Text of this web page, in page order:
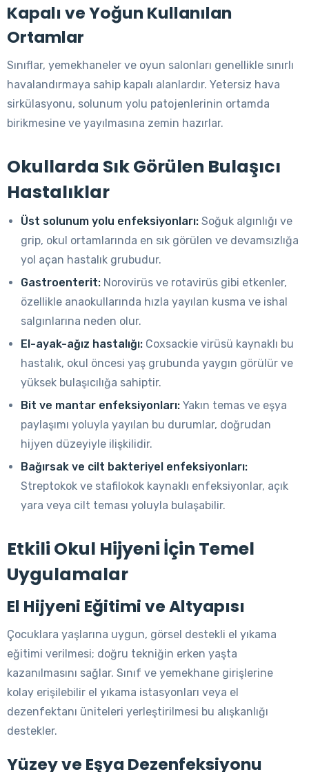
Kapalı ve Yoğun Kullanılan
Ortamlar
Sınıflar, yemekhaneler ve oyun salonları genellikle sınırlı
havalandırmaya sahip kapalı alanlardır. Yetersiz hava
sirkülasyonu, solunum yolu patojenlerinin ortamda
birikmesine ve yayılmasına zemin hazırlar.
Okullarda Sık Görülen Bulaşıcı
Hastalıklar
Üst solunum yolu enfeksiyonları: Soğuk algınlığı ve
grip, okul ortamlarında en sık görülen ve devamsızlığa
yol açan hastalık grubudur.
Gastroenterit: Norovirüs ve rotavirüs gibi etkenler,
özellikle anaokullarında hızla yayılan kusma ve ishal
salgınlarına neden olur.
El-ayak-ağız hastalığı: Coxsackie virüsü kaynaklı bu
hastalık, okul öncesi yaş grubunda yaygın görülür ve
yüksek bulaşıcılığa sahiptir.
Bit ve mantar enfeksiyonları: Yakın temas ve eşya
paylaşımı yoluyla yayılan bu durumlar, doğrudan
hijyen düzeyiyle ilişkilidir.
Bağırsak ve cilt bakteriyel enfeksiyonları:
Streptokok ve stafilokok kaynaklı enfeksiyonlar, açık
yara veya cilt teması yoluyla bulaşabilir.
Etkili Okul Hijyeni İçin Temel
Uygulamalar
El Hijyeni Eğitimi ve Altyapısı
Çocuklara yaşlarına uygun, görsel destekli el yıkama
eğitimi verilmesi; doğru tekniğin erken yaşta
kazanılmasını sağlar. Sınıf ve yemekhane girişlerine
kolay erişilebilir el yıkama istasyonları veya el
dezenfektanı üniteleri yerleştirilmesi bu alışkanlığı
destekler.
Yüzey ve Eşya Dezenfeksiyonu